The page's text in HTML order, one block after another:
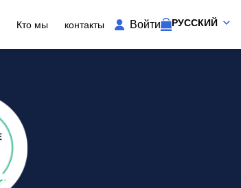
Кто мы контакты Войти РУССКИЙ